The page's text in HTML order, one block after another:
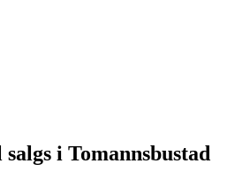
i Tomannsbustad